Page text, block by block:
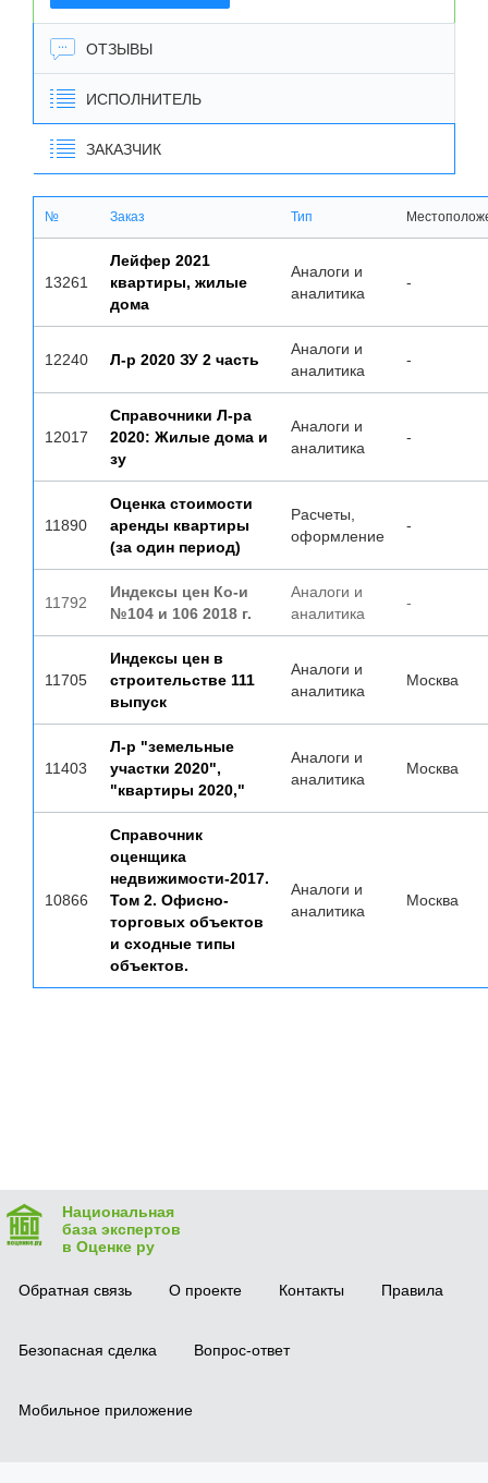
ОТЗЫВЫ
ИСПОЛНИТЕЛЬ
ЗАКАЗЧИК
№ Заказ Тип
13261
Лейфер 2021
квартиры, жилые
дома
Аналоги и
аналитика
-
12240 Л-р 2020 ЗУ 2 часть
Аналоги и
аналитика
-
12017
Справочники Л-ра
2020: Жилые дома и
зу
Аналоги и
аналитика
-
11890
Оценка стоимости
аренды квартиры
(за один период)
Расчеты,
оформление
-
11792
Индексы цен Ко-и
№104 и 106 2018 г.
Аналоги и
аналитика
-
11705
Индексы цен в
строительстве 111
выпуск
Аналоги и
аналитика
Москва
11403
Л-р "земельные
участки 2020",
"квартиры 2020,"
Аналоги и
аналитика
Москва
10866
Справочник
оценщика
недвижимости-2017.
Том 2. Офисно-
торговых объектов
и сходные типы
объектов.
Аналоги и
аналитика
Москва
Национальная
база экспертов
в Оценке ру
Обратная связь О проекте Контакты Правила
Безопасная сделка Вопрос-ответ
Мобильное приложение